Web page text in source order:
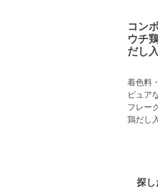
コン
ウチ
だし
着色料
ピュア
フレー
鶏だし
探し